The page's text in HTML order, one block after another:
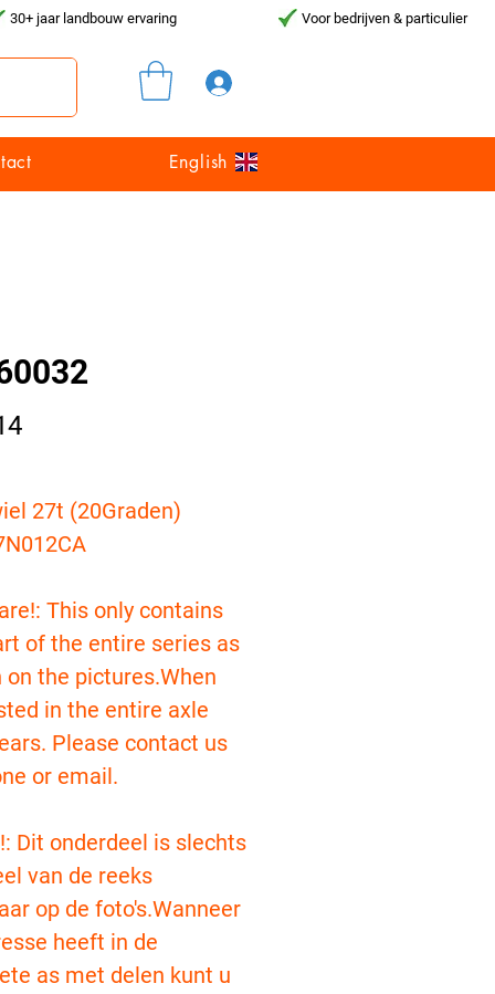
30+ jaar landbouw ervaring Voor bedrijven & particulier
English
Prijs
27t (20Graden)
This only contains
of the entire series as
on the pictures.When
in the entire axle
Please contact us
or email.
Dit onderdeel is slechts
van de reeks
op de foto's.Wanneer
heeft in de
as met delen kunt u